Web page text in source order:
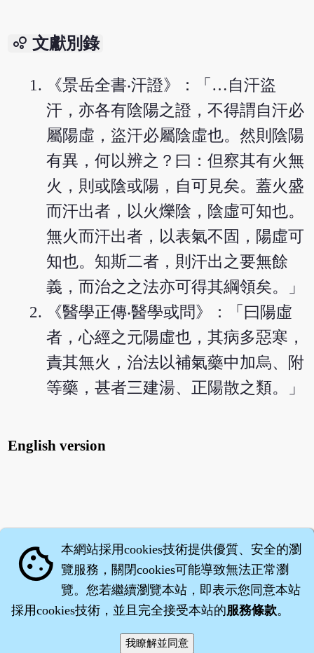
bubble_chart 文獻別錄
《景岳全書‧汗證》：「…自汗盜
汗，亦各有陰陽之證，不得謂自汗必
屬陽虛，盜汗必屬陰虛也。然則陰陽
有異，何以辨之？曰：但察其有火無
火，則或陰或陽，自可見矣。蓋火盛
而汗出者，以火爍陰，陰虛可知也。
無火而汗出者，以表氣不固，陽虛可
知也。知斯二者，則汗出之要無餘
義，而治之之法亦可得其綱領矣。」
《醫學正傳‧醫學或問》：「曰陽虛
者，心經之元陽虛也，其病多惡寒，
責其無火，治法以補氣藥中加烏、附
等藥，甚者三建湯、正陽散之類。」
English version
‧沈藥子©2008～2026
cookie 本網站採用cookies技術提供優質、安全的瀏
覽服務，關閉cookies可能導致無法正常瀏
覽。您若繼續瀏覽本站，即表示您同意本站
採用cookies技術，並且完全接受本站的服務條款。